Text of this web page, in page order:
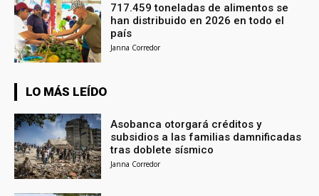
717.459 toneladas de alimentos se
han distribuido en 2026 en todo el
país
Janna Corredor
LO MÁS LEÍDO
Asobanca otorgará créditos y
subsidios a las familias damnificadas
tras doblete sísmico
Janna Corredor